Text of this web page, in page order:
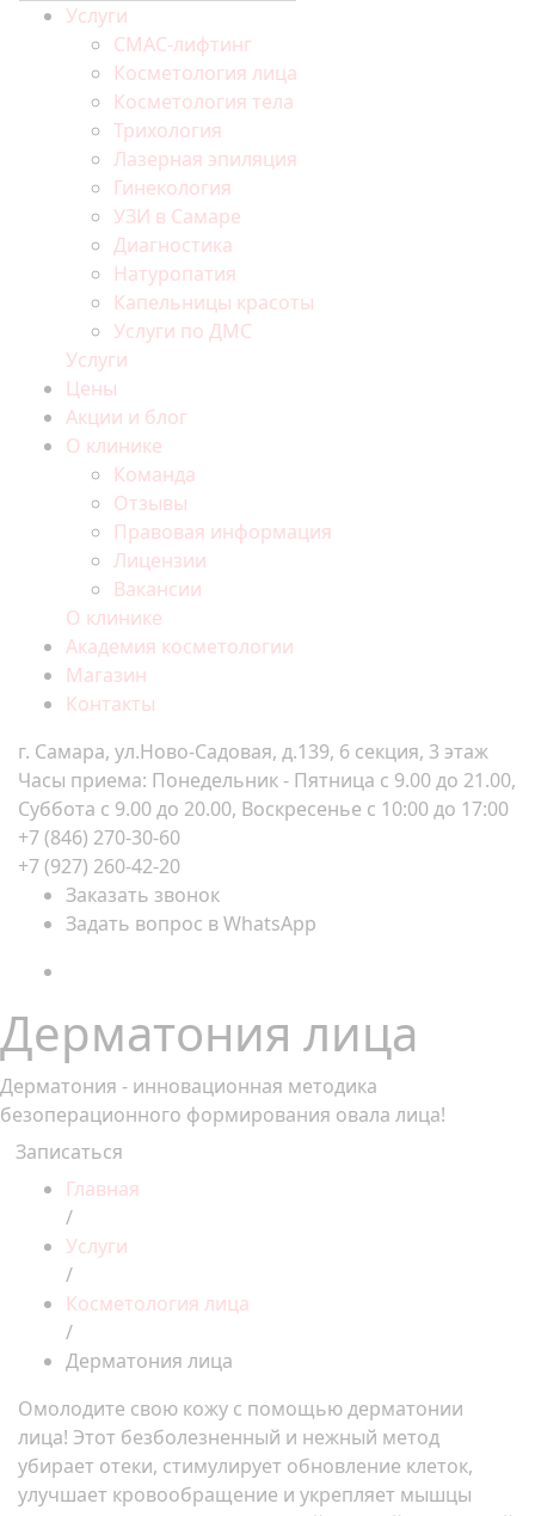
Услуги
СМАС-лифтинг
Косметология лица
Косметология тела
Трихология
Лазерная эпиляция
Гинекология
УЗИ в Самаре
Диагностика
Натуропатия
Капельницы красоты
Услуги по ДМС
Услуги
Цены
Акции и блог
О клинике
Команда
Отзывы
Правовая информация
Лицензии
Вакансии
О клинике
Академия косметологии
Магазин
Контакты
г. Самара, ул.Ново-Садовая, д.139, 6 секция, 3 этаж
Часы приема: Понедельник - Пятница с 9.00 до 21.00,
Суббота с 9.00 до 20.00, Воскресенье с 10:00 до 17:00
+7 (846) 270-30-60
+7 (927) 260-42-20
Заказать звонок
Задать вопрос в WhatsApp
Дерматония лица
Дерматония - инновационная методика
безоперационного формирования овала лица!
Записаться
Главная
/
Услуги
/
Косметология лица
/
Дерматония лица
Омолодите свою кожу с помощью дерматонии
лица! Этот безболезненный и нежный метод
убирает отеки, стимулирует обновление клеток,
улучшает кровообращение и укрепляет мышцы